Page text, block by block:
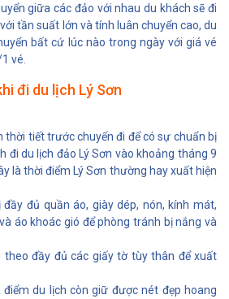
giữa các đảo với nhau du khách sẽ đi
tần suất lớn và tính luân chuyển cao, du
bất cứ lúc nào trong ngày với giá vé
vé.
đi du lịch Lý Sơn
thời tiết trước chuyến đi để có sự chuẩn bị
đi du lịch đảo Lý Sơn vào khoảng tháng 9
là thời điểm Lý Sơn thường hay xuất hiện
đủ quần áo, giày dép, nón, kính mát,
áo khoác gió để phòng tránh bị nắng và
đầy đủ các giấy tờ tùy thân để xuất
điểm du lịch còn giữ được nét đẹp hoang